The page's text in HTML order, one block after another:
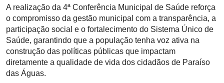
A realização da 4ª Conferência Municipal de Saúde reforça
o compromisso da gestão municipal com a transparência, a
participação social e o fortalecimento do Sistema Único de
Saúde, garantindo que a população tenha voz ativa na
construção das políticas públicas que impactam
diretamente a qualidade de vida dos cidadãos de Paraíso
das Águas.